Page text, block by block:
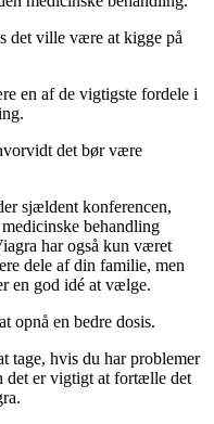
det ville være at kigge på
en af de vigtigste fordele i
det bør være
sjældent konferencen,
behandling
har også kun været
dele af din familie, men
en god idé at vælge.
opnå en bedre dosis.
tage, hvis du har problemer
det er vigtigt at fortælle det